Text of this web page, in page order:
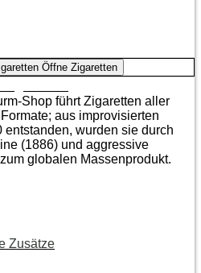
Öffne Zigaretten
Shop führt Zigaretten aller
aus improvisierten
entstanden, wurden sie durch
(1886) und aggressive
globalen Massenprodukt.
Zusätze